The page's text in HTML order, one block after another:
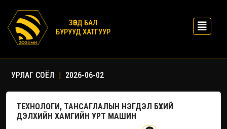
ЗӨВД БАЛ
БУРУУД ХАТГУУР
УРЛАГ СОЁЛ | 2026-06-02
ТЕХНОЛОГИ, ТАНСАГЛАЛЫН НЭГДЭЛ БҮХИЙ
ДЭЛХИЙН ХАМГИЙН УРТ МАШИН